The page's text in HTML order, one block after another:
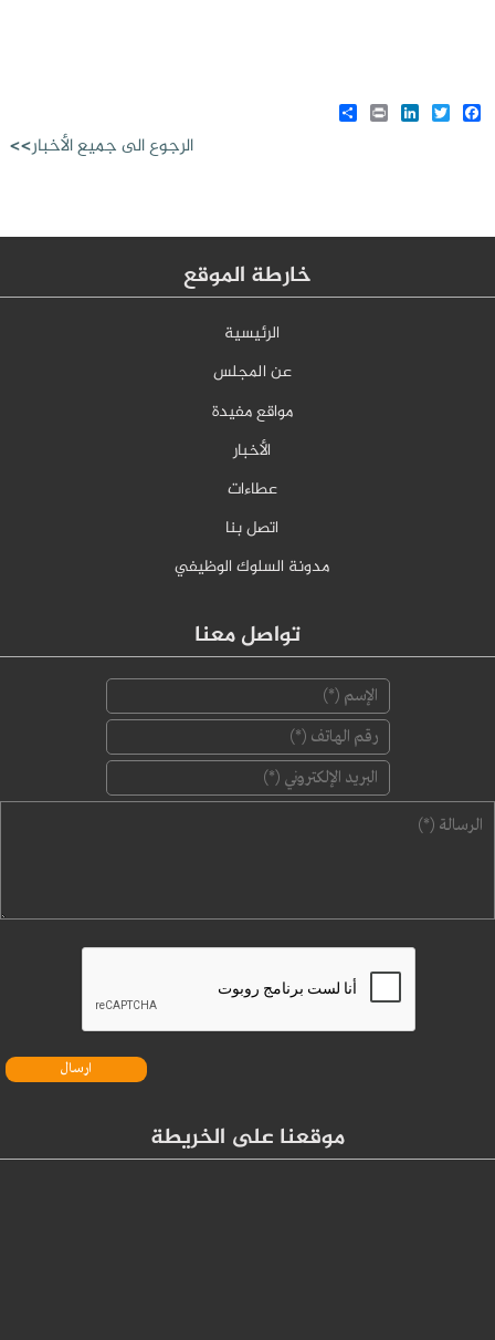
Facebook
Twitter
LinkedIn
Print
الرجوع الى جميع الأخبار>>
خارطة الموقع
الرئيسية
عن المجلس
مواقع مفيدة
الأخبار
عطاءات
اتصل بنا
مدونة السلوك الوظيفي
تواصل معنا
‏البريد الإلكتروني ‏*
موقعنا على الخريطة